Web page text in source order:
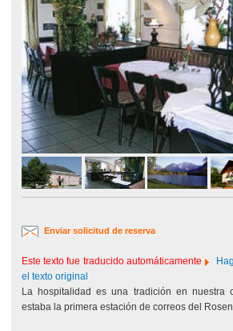
Enviar solicitud de reserva
Este texto fue traducido automáticamente
el texto original
La hospitalidad es una tradición en nuestra
estaba la primera estación de correos del